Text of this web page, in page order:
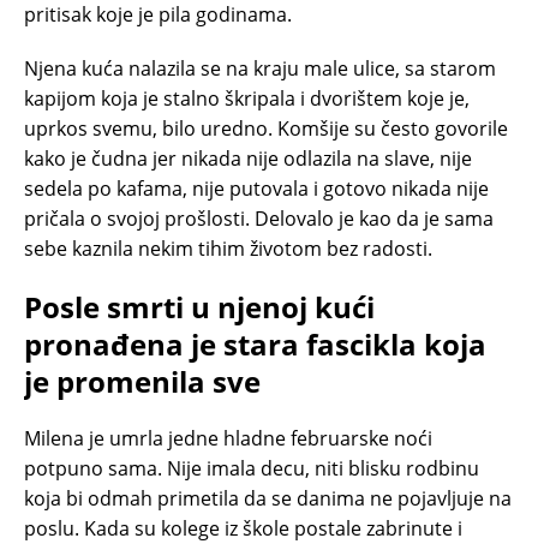
pritisak koje je pila godinama.
Njena kuća nalazila se na kraju male ulice, sa starom
kapijom koja je stalno škripala i dvorištem koje je,
uprkos svemu, bilo uredno. Komšije su često govorile
kako je čudna jer nikada nije odlazila na slave, nije
sedela po kafama, nije putovala i gotovo nikada nije
pričala o svojoj prošlosti. Delovalo je kao da je sama
sebe kaznila nekim tihim životom bez radosti.
Posle smrti u njenoj kući
pronađena je stara fascikla koja
je promenila sve
Milena je umrla jedne hladne februarske noći
potpuno sama. Nije imala decu, niti blisku rodbinu
koja bi odmah primetila da se danima ne pojavljuje na
poslu. Kada su kolege iz škole postale zabrinute i